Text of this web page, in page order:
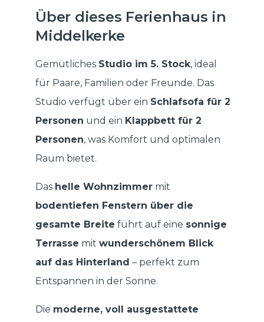
Über dieses Ferienhaus in
Middelkerke
Gemütliches Studio im 5. Stock, ideal
für Paare, Familien oder Freunde. Das
Studio verfügt über ein Schlafsofa für 2
Personen und ein Klappbett für 2
Personen, was Komfort und optimalen
Raum bietet.
Das helle Wohnzimmer mit
bodentiefen Fenstern über die
gesamte Breite führt auf eine sonnige
Terrasse mit wunderschönem Blick
auf das Hinterland – perfekt zum
Entspannen in der Sonne.
Die moderne, voll ausgestattete